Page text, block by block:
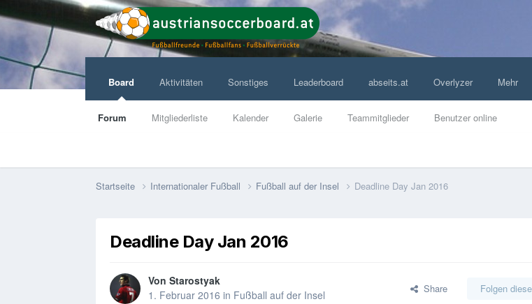
Board
Forum Mitgliederliste Kalender Galerie Teammitglieder Benutzer online
Aktivitäten Sonstiges Leaderboard abseits.at Overlyzer Mehr
Startseite Internationaler Fußball Fußball auf der Insel Deadline Day Jan 2016
Deadline Day Jan 2016
Von Starostyak
1. Februar 2016 in Fußball auf der Insel Share Folgen